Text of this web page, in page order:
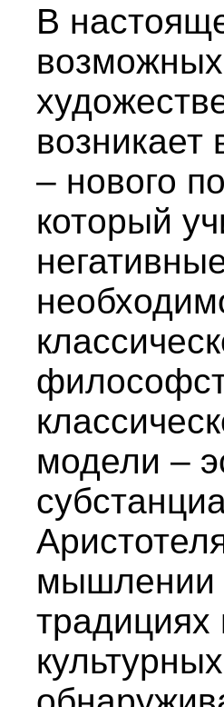
В
возможных
возникает
– нового
который
модели –
мышлении
традициях